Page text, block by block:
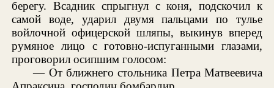
берегу. Всадник спрыгнул с коня, подскочил к
самой воде, ударил двумя пальцами по тулье
войлочной офицерской шляпы, выкинув вперед
румяное лицо с готовно-испуганными глазами,
проговорил осипшим голосом:
— От ближнего стольника Петра Матвеевича